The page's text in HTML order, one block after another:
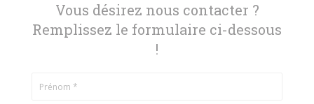
Vous désirez nous contacter ?
Remplissez le formulaire ci-dessous
!